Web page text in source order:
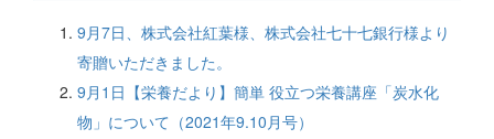
9月7日、株式会社紅葉様、株式会社七十七銀行様より
寄贈いただきました。
9月1日【栄養だより】簡単 役立つ栄養講座「炭水化
物」について（2021年9.10月号）